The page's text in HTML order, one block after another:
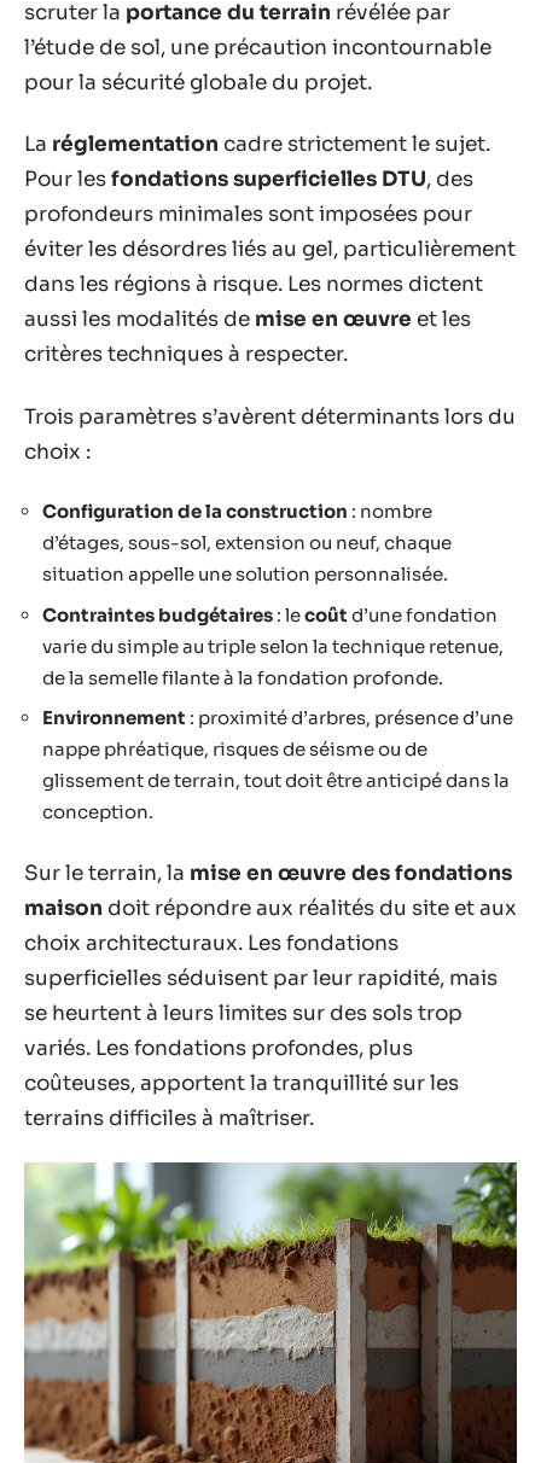
scruter la portance du terrain révélée par
l’étude de sol, une précaution incontournable
pour la sécurité globale du projet.
La réglementation cadre strictement le sujet.
Pour lesfondations superficielles DTU, des
profondeurs minimales sont imposées pour
éviter les désordres liés au gel, particulièrement
dans les régions à risque. Les normes dictent
aussi les modalités de mise en œuvre et les
critères techniques à respecter.
Trois paramètres s’avèrent déterminants lors du
choix :
Configuration de la construction : nombre
d’étages, sous-sol, extension ou neuf, chaque
situation appelle une solution personnalisée.
Contraintes budgétaires : lecoût d’une fondation
varie du simple au triple selon la technique retenue,
de la semelle filante à la fondation profonde.
Environnement : proximité d’arbres, présence d’une
nappe phréatique, risques de séisme ou de
glissement de terrain, tout doit être anticipé dans la
conception.
Sur le terrain, la mise en œuvre des fondations
maison doit répondre aux réalités du site et aux
choix architecturaux. Les fondations
superficielles séduisent par leur rapidité, mais
se heurtent à leurs limites sur des sols trop
variés. Les fondations profondes, plus
coûteuses, apportent la tranquillité sur les
terrains difficiles à maîtriser.